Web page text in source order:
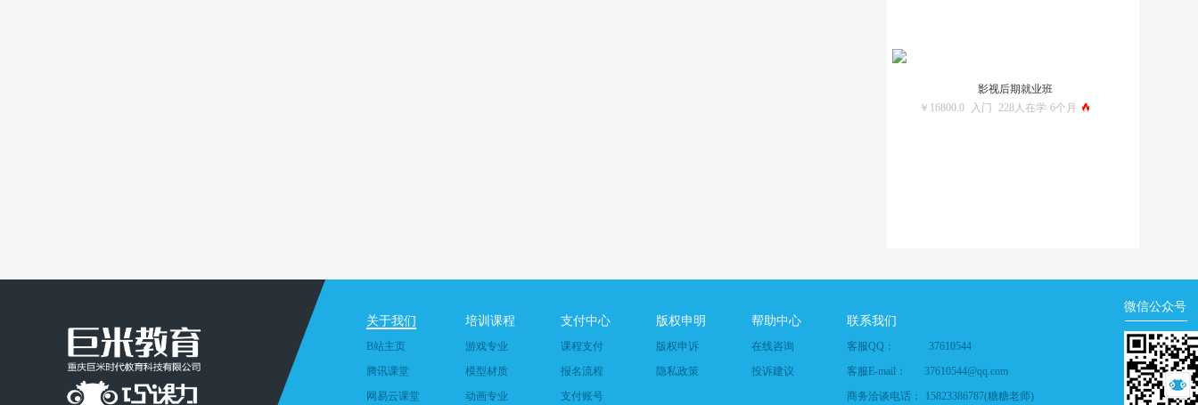
影视后期就业班
￥16800.0
入门 228人在学 6个月
关于我们
B站主页
腾讯课堂
网易云课堂
培训课程
游戏专业
模型材质
动画专业
支付中心
课程支付
报名流程
支付账号
版权申明
版权申诉
隐私政策
帮助中心
在线咨询
投诉建议
联系我们
客服QQ：
37610544
客服E-mail：
37610544@qq.com
商务洽谈电话：
15823386787(糖糖老师)
微信公众号